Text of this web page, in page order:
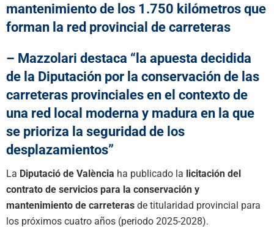
mantenimiento de los 1.750 kilómetros que
forman la red provincial de carreteras
– Mazzolari destaca “la apuesta decidida
de la Diputación por la conservación de las
carreteras provinciales en el contexto de
una red local moderna y madura en la que
se prioriza la seguridad de los
desplazamientos”
La Diputació de València ha publicado la licitación del
contrato de servicios para la conservación y
mantenimiento de carreteras de titularidad provincial para
los próximos cuatro años (periodo 2025-2028).